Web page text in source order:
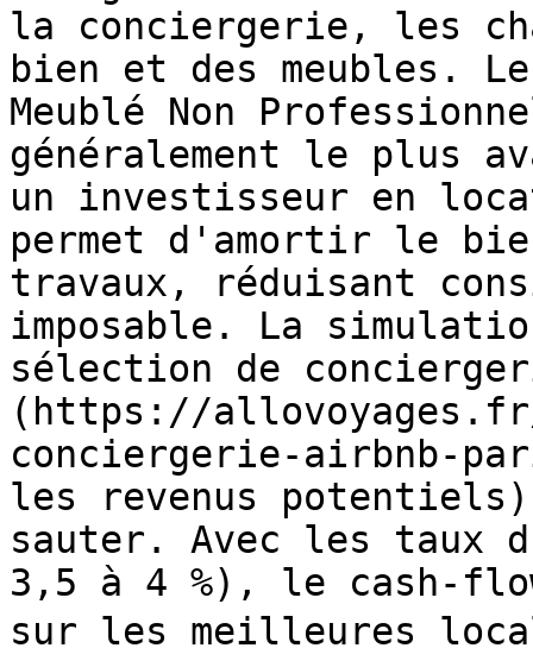
la conciergerie, les
bien et des meubles.
Meublé Non
généralement le plus
un investisseur en
permet d'amortir le
travaux, réduisant
imposable. La
sélection de
(https://
conciergerie-airbnb-
les revenus
sauter. Avec les taux
3,5 à 4 %), le cash-
sur les meilleures